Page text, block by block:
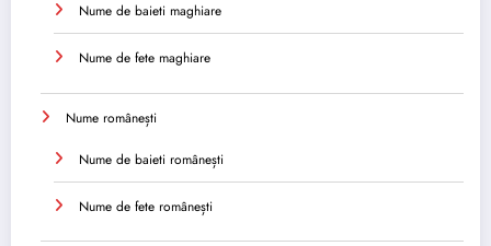
Nume de baieti maghiare
Nume de fete maghiare
Nume românești
Nume de baieti românești
Nume de fete românești